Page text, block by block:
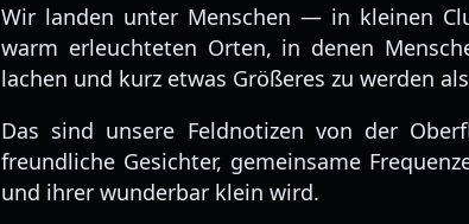
Wir landen unter Menschen — in kleinen
warm erleuchteten Orten, in denen
lachen und kurz etwas Größeres zu werden
Das sind unsere Feldnotizen von der
freundliche Gesichter, gemeinsame
und ihrer wunderbar klein wird.